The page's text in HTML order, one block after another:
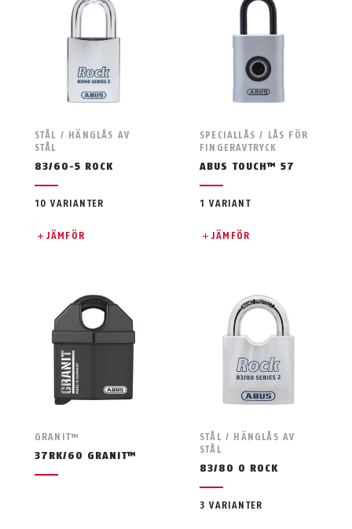
STÅL / HÄNGLÅS AV
STÅL
83/60-5 ROCK
10 VARIANTER
JÄMFÖR
SPECIALLÅS / LÅS FÖR
FINGERAVTRYCK
ABUS TOUCH™ 57
1 VARIANT
JÄMFÖR
GRANIT™
37RK/60 GRANIT™
STÅL / HÄNGLÅS AV
STÅL
83/80 O ROCK
3 VARIANTER